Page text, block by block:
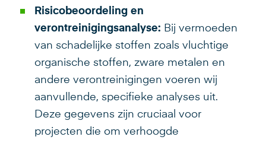
Risicobeoordeling en
verontreinigingsanalyse: Bij vermoeden
van schadelijke stoffen zoals vluchtige
organische stoffen, zware metalen en
andere verontreinigingen voeren wij
aanvullende, specifieke analyses uit.
Deze gegevens zijn cruciaal voor
projecten die om verhoogde